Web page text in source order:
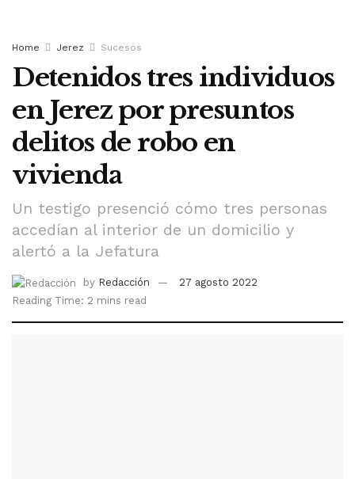
Home Jerez Sucesos
Detenidos tres individuos
en Jerez por presuntos
delitos de robo en
vivienda
Un testigo presenció cómo tres personas
accedían al interior de un domicilio y
alertó a la Jefatura
by Redacción
27 agosto 2022
Reading Time: 2 mins read